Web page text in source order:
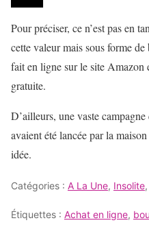
Pour préciser, ce n’est pas en
cette valeur mais sous forme
fait en ligne sur le site
gratuite.
D’ailleurs, une vaste
avaient été lancée par la
idée.
Catégories : A La Une, Insolite,
Étiquettes : Achat en ligne,